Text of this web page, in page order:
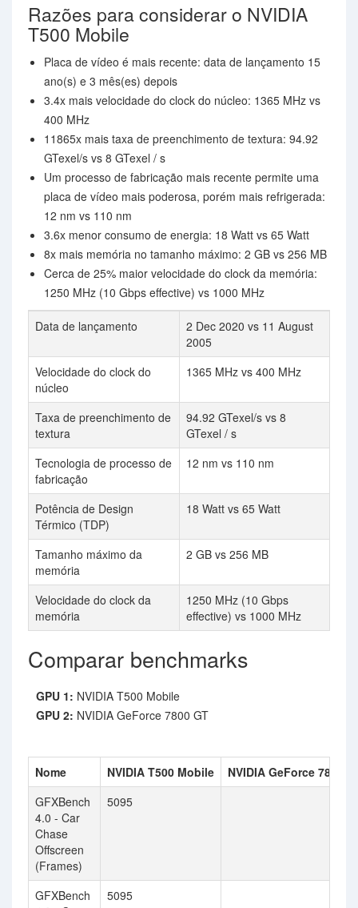
Razões para considerar o NVIDIA
T500 Mobile
Placa de vídeo é mais recente: data de lançamento 15
ano(s) e 3 mês(es) depois
3.4x mais velocidade do clock do núcleo: 1365 MHz vs
400 MHz
11865x mais taxa de preenchimento de textura: 94.92
GTexel/s vs 8 GTexel / s
Um processo de fabricação mais recente permite uma
placa de vídeo mais poderosa, porém mais refrigerada:
12 nm vs 110 nm
3.6x menor consumo de energia: 18 Watt vs 65 Watt
8x mais memória no tamanho máximo: 2 GB vs 256 MB
Cerca de 25% maior velocidade do clock da memória:
1250 MHz (10 Gbps effective) vs 1000 MHz
Data de lançamento
2 Dec 2020 vs 11 August
2005
Velocidade do clock do
núcleo
1365 MHz vs 400 MHz
Taxa de preenchimento de
textura
94.92 GTexel/s vs 8
GTexel / s
Tecnologia de processo de
fabricação
12 nm vs 110 nm
Potência de Design
Térmico (TDP)
18 Watt vs 65 Watt
Tamanho máximo da
memória
2 GB vs 256 MB
Velocidade do clock da
memória
1250 MHz (10 Gbps
effective) vs 1000 MHz
Comparar benchmarks
GPU 1: NVIDIA T500 Mobile
GPU 2: NVIDIA GeForce 7800 GT
Nome NVIDIA T500 Mobile
NVIDIA GeForce 7800
GFXBench
4.0 - Car
Chase
Offscreen
(Frames)
5095
GFXBench
5095